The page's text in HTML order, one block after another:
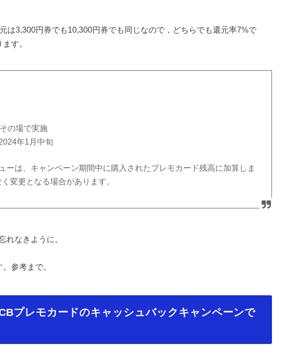
は3,300円券でも10,300円券でも同じなので，どちらでも還元率7%で
す。
の場で実施
年1月中旬
ーは、キャンペーン期間中に購入されたプレモカード残高に加算しま
変更となる場合があります。
れなきように。
参考まで。
プレモカードのキャッシュバックキャンペーンで